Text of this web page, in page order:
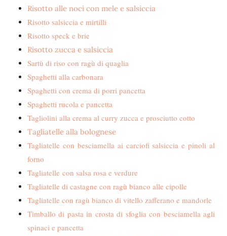
Risotto alle noci con mele e salsiccia
Risotto salsiccia e mirtilli
Risotto speck e brie
Risotto zucca e salsiccia
Sartù di riso con ragù di quaglia
Spaghetti alla carbonara
Spaghetti con crema di porri pancetta
Spaghetti rucola e pancetta
Tagliolini alla crema al curry zucca e prosciutto cotto
Tagliatelle alla bolognese
Tagliatelle con besciamella ai carciofi salsiccia e pinoli al
forno
Tagliatelle con salsa rosa e verdure
Tagliatelle di castagne con ragù bianco alle cipolle
Tagliatelle con ragù bianco di vitello zafferano e mandorle
Timballo di pasta in crosta di sfoglia con besciamella agli
spinaci e pancetta